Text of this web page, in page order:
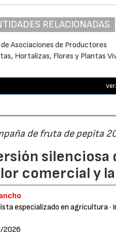
RELACIONADAS
Asociaciones de Productores
Hortalizas, Flores y Plantas
de fruta de pepita
silenciosa
comercial y
especializado en agricultura·
2026